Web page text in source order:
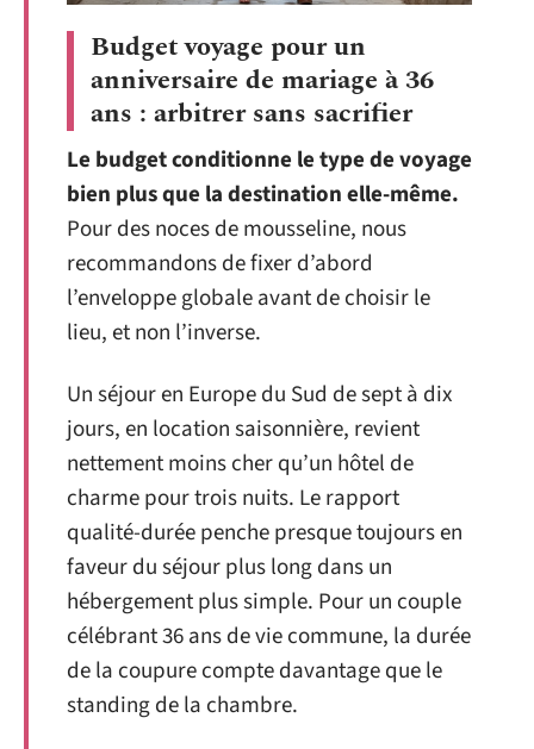
Budget voyage pour un
anniversaire de mariage à 36
ans : arbitrer sans sacrifier
Le budget conditionne le type de voyage
bien plus que la destination elle-même.
Pour des noces de mousseline, nous
recommandons de fixer d’abord
l’enveloppe globale avant de choisir le
lieu, et non l’inverse.
Un séjour en Europe du Sud de sept à dix
jours, en location saisonnière, revient
nettement moins cher qu’un hôtel de
charme pour trois nuits. Le rapport
qualité-durée penche presque toujours en
faveur du séjour plus long dans un
hébergement plus simple. Pour un couple
célébrant 36 ans de vie commune, la durée
de la coupure compte davantage que le
standing de la chambre.